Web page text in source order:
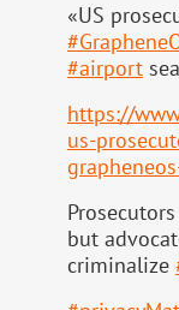
«US
#
#airport
https://
us-pr
but
criminalize